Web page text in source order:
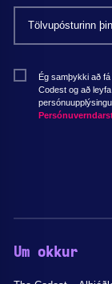
Ég samþykki að
Codest og að
Um okkur